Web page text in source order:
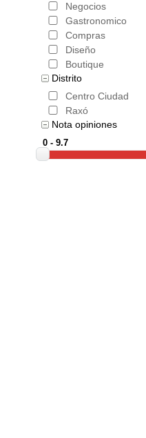
Negocios
Gastronomico
Compras
Diseño
Boutique
Distrito
Centro Ciudad
Raxó
Nota opiniones